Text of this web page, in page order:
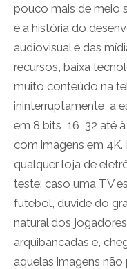
pouco mais de meio
é a história do
audiovisual e das
recursos, baixa
muito conteúdo na
ininterruptamente, a
em 8 bits, 16, 32 até
com imagens em 4K.
qualquer loja de
teste: caso uma TV
futebol, duvide do
natural dos
arquibancadas e,
aquelas imagens